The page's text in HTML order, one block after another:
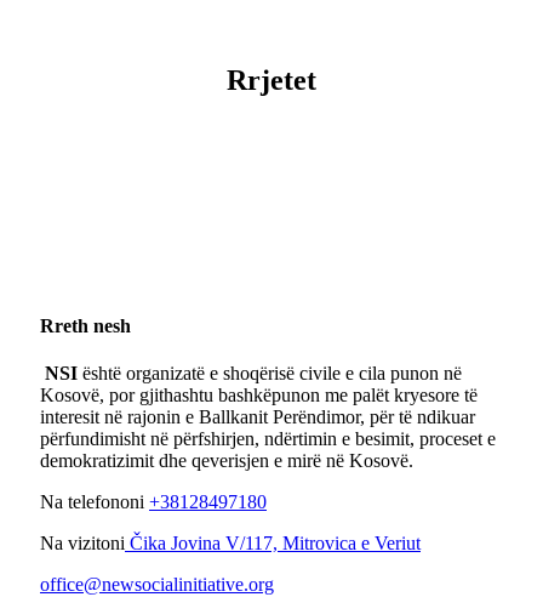
Rrjetet
Rreth nesh
NSI është organizatë e shoqërisë civile e cila punon në
Kosovë, por gjithashtu bashkëpunon me palët kryesore të
interesit në rajonin e Ballkanit Perëndimor, për të ndikuar
përfundimisht në përfshirjen, ndërtimin e besimit, proceset e
demokratizimit dhe qeverisjen e mirë në Kosovë.
Na telefononi +38128497180
Na vizitoni Čika Jovina V/117, Mitrovica e Veriut
office@newsocialinitiative.org